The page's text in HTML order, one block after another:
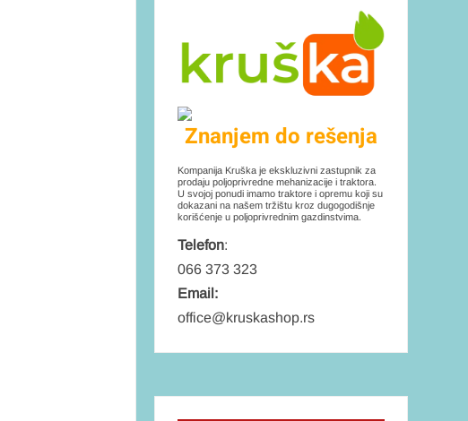
Znanjem do rešenja
Kompanija Kruška je ekskluzivni zastupnik za
prodaju poljoprivredne mehanizacije i traktora.
U svojoj ponudi imamo traktore i opremu koji su
dokazani na našem tržištu kroz dugogodišnje
korišćenje u poljoprivrednim gazdinstvima.
Telefon:
066 373 323
Email:
office@kruskashop.rs